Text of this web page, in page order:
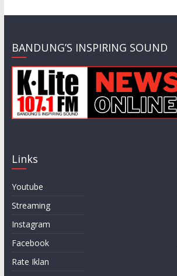
BANDUNG’S INSPIRING SOUND
Links
Youtube
Streaming
Instagram
Facebook
Rate Iklan